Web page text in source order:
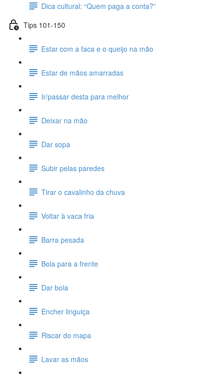
Dica cultural: “Quem paga a conta?”
Tips 101-150
Estar com a faca e o queijo na mão
Estar de mãos amarradas
Ir/passar desta para melhor
Deixar na mão
Dar sopa
Subir pelas paredes
Tirar o cavalinho da chuva
Voltar à vaca fria
Barra pesada
Bola para a frente
Dar bola
Encher linguiça
Riscar do mapa
Lavar as mãos